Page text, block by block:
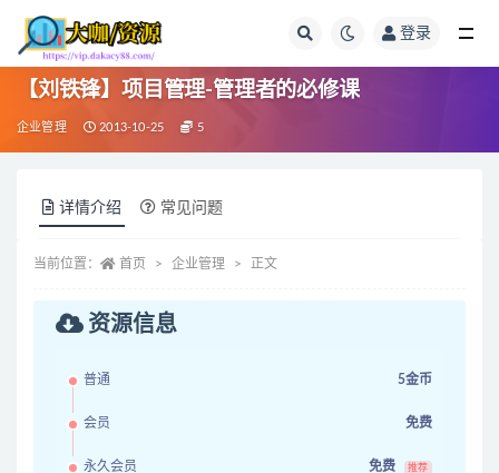
登录
【刘铁锋】项目管理-管理者的必修课
企业管理 2013-10-25 5
详情介绍 常见问题
当前位置： 首页 企业管理 正文
资源信息
普通 5金币
会员 免费
永久会员 免费 推荐
全部